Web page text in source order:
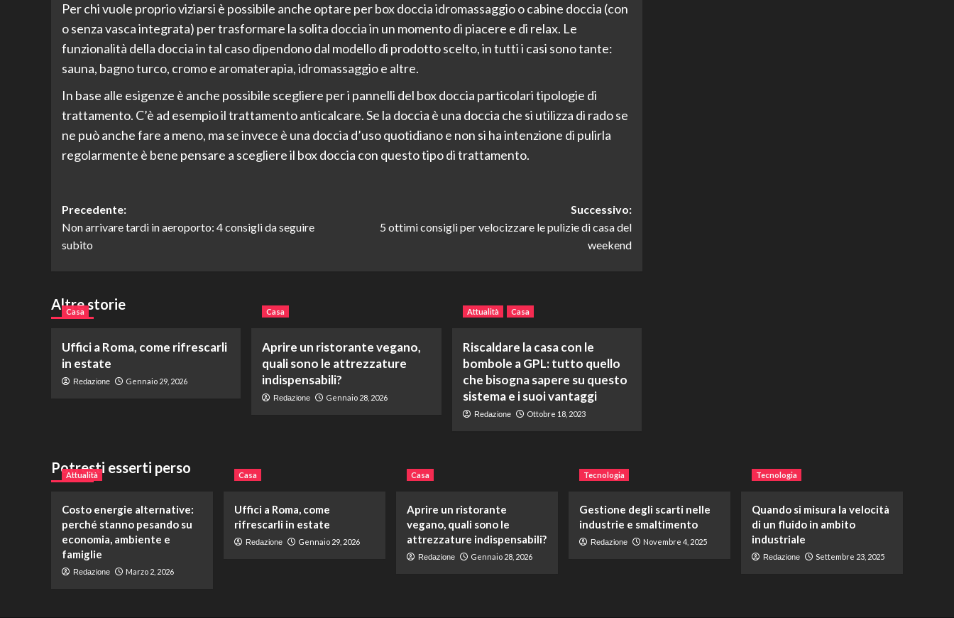
Per chi vuole proprio viziarsi è possibile anche optare per box doccia idromassaggio o cabine doccia (con
o senza vasca integrata) per trasformare la solita doccia in un momento di piacere e di relax. Le
funzionalità della doccia in tal caso dipendono dal modello di prodotto scelto, in tutti i casi sono tante:
sauna, bagno turco, cromo e aromaterapia, idromassaggio e altre.
In base alle esigenze è anche possibile scegliere per i pannelli del box doccia particolari tipologie di
trattamento. C’è ad esempio il trattamento anticalcare. Se la doccia è una doccia che si utilizza di rado se
ne può anche fare a meno, ma se invece è una doccia d’uso quotidiano e non si ha intenzione di pulirla
regolarmente è bene pensare a scegliere il box doccia con questo tipo di trattamento.
Navigazione
articolo
Precedente:
Non arrivare tardi in aeroporto: 4 consigli da seguire
subito
Successivo:
5 ottimi consigli per velocizzare le pulizie di casa del
weekend
Altre storie
Casa
Uffici a Roma, come rifrescarli
in estate
Redazione Gennaio 29, 2026
Casa
Aprire un ristorante vegano,
quali sono le attrezzature
indispensabili?
Redazione Gennaio 28, 2026
Attualità Casa
Riscaldare la casa con le
bombole a GPL: tutto quello
che bisogna sapere su questo
sistema e i suoi vantaggi
Redazione Ottobre 18, 2023
Potresti esserti perso
Attualità
Costo energie alternative:
perché stanno pesando su
economia, ambiente e
famiglie
Redazione Marzo 2, 2026
Casa
Uffici a Roma, come
rifrescarli in estate
Redazione Gennaio 29, 2026
Casa
Aprire un ristorante
vegano, quali sono le
attrezzature indispensabili?
Redazione Gennaio 28, 2026
Tecnologia
Gestione degli scarti nelle
industrie e smaltimento
Redazione Novembre 4, 2025
Tecnologia
Quando si misura la velocità
di un fluido in ambito
industriale
Redazione Settembre 23, 2025